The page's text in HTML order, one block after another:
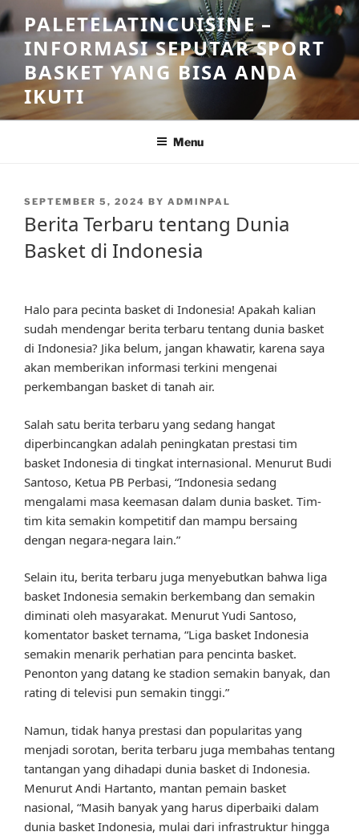
Skip
to
content
PALETELATINCUISINE –
INFORMASI SEPUTAR SPORT
BASKET YANG BISA ANDA
IKUTI
Menu
POSTED
SEPTEMBER 5, 2024 BY ADMINPAL
Berita Terbaru tentang Dunia
Basket di Indonesia
Halo para pecinta basket di Indonesia! Apakah kalian
sudah mendengar berita terbaru tentang dunia basket
di Indonesia? Jika belum, jangan khawatir, karena saya
akan memberikan informasi terkini mengenai
perkembangan basket di tanah air.
Salah satu berita terbaru yang sedang hangat
diperbincangkan adalah peningkatan prestasi tim
basket Indonesia di tingkat internasional. Menurut Budi
Santoso, Ketua PB Perbasi, “Indonesia sedang
mengalami masa keemasan dalam dunia basket. Tim-
tim kita semakin kompetitif dan mampu bersaing
dengan negara-negara lain.”
Selain itu, berita terbaru juga menyebutkan bahwa liga
basket Indonesia semakin berkembang dan semakin
diminati oleh masyarakat. Menurut Yudi Santoso,
komentator basket ternama, “Liga basket Indonesia
semakin menarik perhatian para pencinta basket.
Penonton yang datang ke stadion semakin banyak, dan
rating di televisi pun semakin tinggi.”
Namun, tidak hanya prestasi dan popularitas yang
menjadi sorotan, berita terbaru juga membahas tentang
tantangan yang dihadapi dunia basket di Indonesia.
Menurut Andi Hartanto, mantan pemain basket
nasional, “Masih banyak yang harus diperbaiki dalam
dunia basket Indonesia, mulai dari infrastruktur hingga